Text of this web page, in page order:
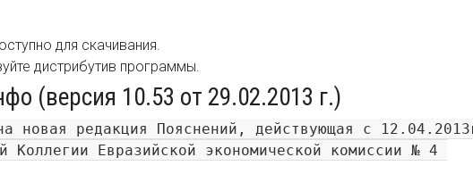
для скачивания.
дистрибутив программы.
(версия 10.53 от 29.02.2013 г.)
новая редакция Пояснений, действующая с
Коллегии Евразийской экономической комиссии № 4